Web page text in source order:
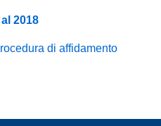
2018
di affidamento